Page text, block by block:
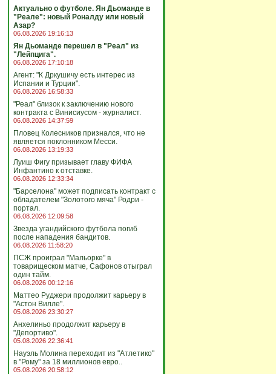
Актуально о футболе. Ян Дьоманде в
"Реале": новый Роналду или новый
Азар?
06.08.2026 19:16:13
Ян Дьоманде перешел в "Реал" из
"Лейпцига".
06.08.2026 17:10:18
Агент: "К Дркушичу есть интерес из
Испании и Турции".
06.08.2026 16:58:33
"Реал" близок к заключению нового
контракта с Винисиусом - журналист.
06.08.2026 14:37:59
Пловец Колесников признался, что не
является поклонником Месси.
06.08.2026 13:19:33
Луиш Фигу призывает главу ФИФА
Инфантино к отставке.
06.08.2026 12:33:34
"Барселона" может подписать контракт с
обладателем "Золотого мяча" Родри -
портал.
06.08.2026 12:09:58
Звезда угандийского футбола погиб
после нападения бандитов.
06.08.2026 11:58:20
ПСЖ проиграл "Мальорке" в
товарищеском матче, Сафонов отыграл
один тайм.
06.08.2026 00:12:16
Маттео Руджери продолжит карьеру в
"Астон Вилле".
05.08.2026 23:30:27
Анхелиньо продолжит карьеру в
"Депортиво".
05.08.2026 22:36:41
Науэль Молина переходит из "Атлетико"
в "Рому" за 18 миллионов евро..
05.08.2026 20:58:12